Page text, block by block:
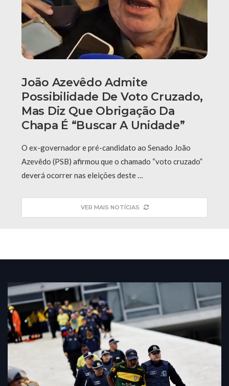
João Azevêdo Admite
Possibilidade De Voto Cruzado,
Mas Diz Que Obrigação Da
Chapa É “buscar A Unidade”
O ex-governador e pré-candidato ao Senado João
Azevêdo (PSB) afirmou que o chamado “voto cruzado”
deverá ocorrer nas eleições deste …
VER MAIS NOTÍCIAS